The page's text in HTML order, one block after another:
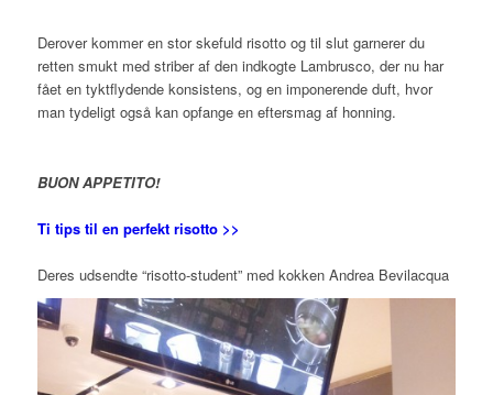
Derover kommer en stor skefuld risotto og til slut garnerer du
retten smukt med striber af den indkogte Lambrusco, der nu har
fået en tyktflydende konsistens, og en imponerende duft, hvor
man tydeligt også kan opfange en eftersmag af honning.
BUON APPETITO!
Ti tips til en perfekt risotto >>
Deres udsendte “risotto-student” med kokken Andrea Bevilacqua